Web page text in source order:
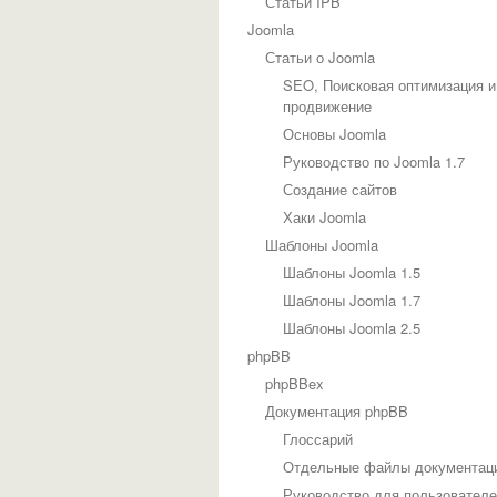
Joomla
Статьи о Joomla
SEO, Поисковая оптимизация и
продвижение
Основы Joomla
Руководство по Joomla 1.7
Создание сайтов
Хаки Joomla
Шаблоны Joomla
Шаблоны Joomla 1.5
Шаблоны Joomla 1.7
Шаблоны Joomla 2.5
phpBB
phpBBex
Документация phpBB
Глоссарий
Отдельные файлы